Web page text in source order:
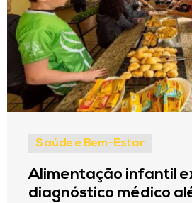
Saúde e Bem-Estar
Alimentação infantil
diagnóstico médico